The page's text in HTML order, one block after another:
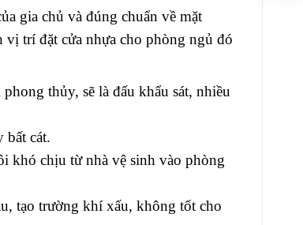
gia chủ và đúng chuẩn về mặt
trí đặt cửa nhựa cho phòng ngủ đó
thủy, sẽ là đấu khẩu sát, nhiều
bất cát.
khó chịu từ nhà vệ sinh vào phòng
tạo trường khí xấu, không tốt cho